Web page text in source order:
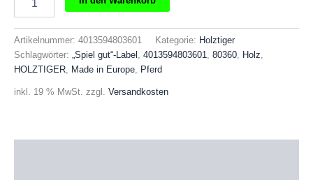
Pferd
hoch
graue
Mähne
Artikelnummer: 4013594803601 Kategorie: Holztiger
Schlagwörter: „Spiel gut“-Label , 4013594803601, 80360, Holz,
HOLZTIGER, Made in Europe, Pferd
inkl. 19 % MwSt. zzgl. Versandkosten